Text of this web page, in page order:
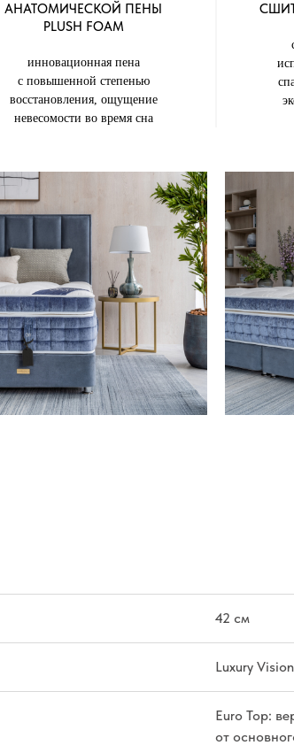
АНАТОМИЧЕСКОЙ ПЕНЫ
PLUSH FOAM
инновационная пена
с повышенной степенью
восстановления, ощущение
невесомости во время сна
42 см
Luxury Vision
Euro Top:
от